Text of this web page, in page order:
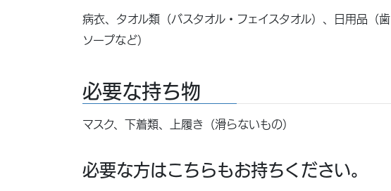
病衣、タオル類（バスタオル・フェイスタオル）、日用品（
ソープなど）
必要な持ち物
マスク、下着類、上履き（滑らないもの）
必要な方はこちらもお持ちください。